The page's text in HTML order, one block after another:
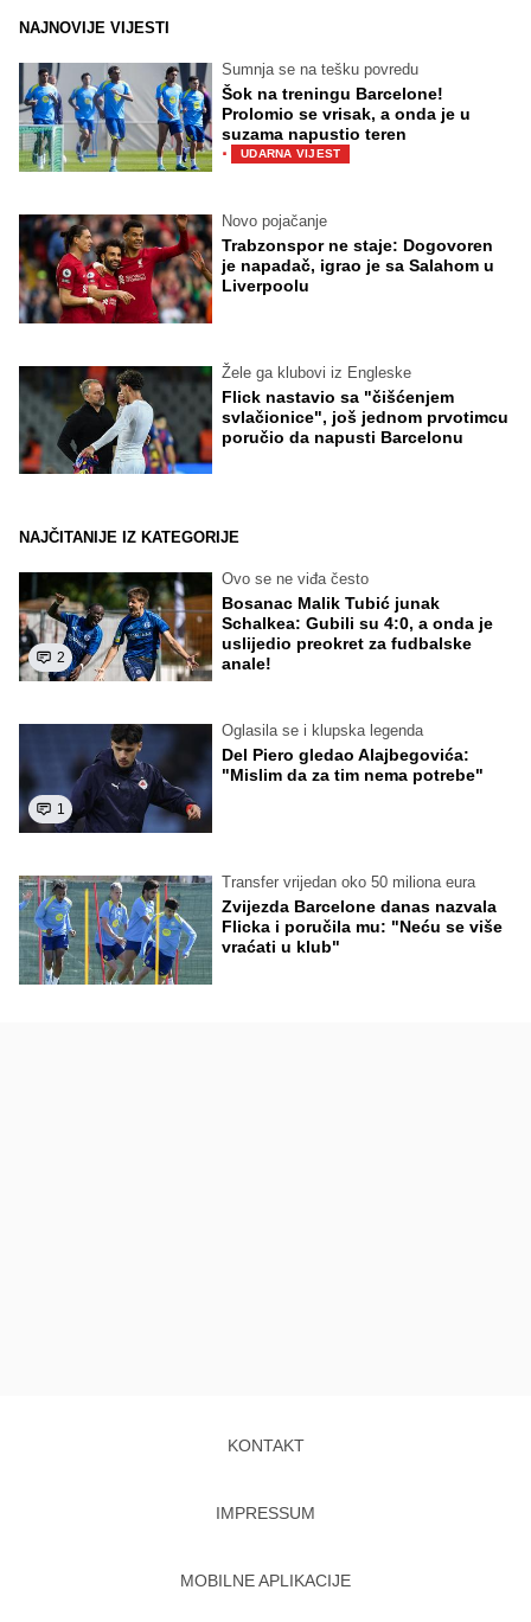
NAJNOVIJE VIJESTI
Sumnja se na tešku povredu
Šok na treningu Barcelone!
Prolomio se vrisak, a onda je u
suzama napustio teren
· UDARNA VIJEST
Novo pojačanje
Trabzonspor ne staje: Dogovoren
je napadač, igrao je sa Salahom u
Liverpoolu
Žele ga klubovi iz Engleske
Flick nastavio sa "čišćenjem
svlačionice", još jednom prvotimcu
poručio da napusti Barcelonu
NAJČITANIJE IZ KATEGORIJE
2
Ovo se ne viđa često
Bosanac Malik Tubić junak
Schalkea: Gubili su 4:0, a onda je
uslijedio preokret za fudbalske
anale!
1
Oglasila se i klupska legenda
Del Piero gledao Alajbegovića:
"Mislim da za tim nema potrebe"
Transfer vrijedan oko 50 miliona eura
Zvijezda Barcelone danas nazvala
Flicka i poručila mu: "Neću se više
vraćati u klub"
KONTAKT
IMPRESSUM
MOBILNE APLIKACIJE